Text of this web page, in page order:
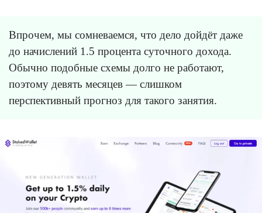
Впрочем, мы сомневаемся, что дело дойдёт даже
до начислений 1.5 процента суточного дохода.
Обычно подобные схемы долго не работают,
поэтому девять месяцев — слишком
перспективный прогноз для такого занятия.